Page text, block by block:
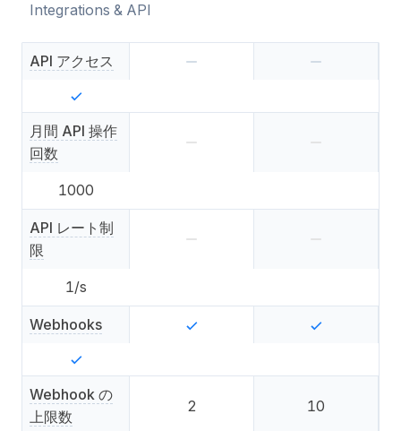
Integrations & API
API アクセス
月間 API 操作
回数
1000
API レート制
限
1/s
Webhooks
Webhook の
上限数
2 10